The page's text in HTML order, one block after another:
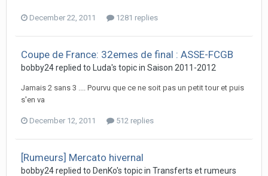
December 22, 2011 1281 replies
Coupe de France: 32emes de final : ASSE-FCGB
bobby24 replied to Luda's topic in Saison 2011-2012
Jamais 2 sans 3 .... Pourvu que ce ne soit pas un petit tour et puis
s'en va
December 12, 2011 512 replies
[Rumeurs] Mercato hivernal
bobby24 replied to DenKo's topic in Transferts et rumeurs